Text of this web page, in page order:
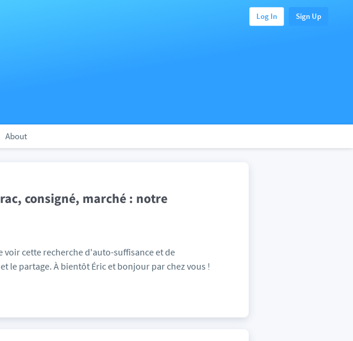
Log In Sign Up
About
consigné, marché : notre
cette recherche d'auto-suffisance et de
le partage. À bientôt Éric et bonjour par chez vous !